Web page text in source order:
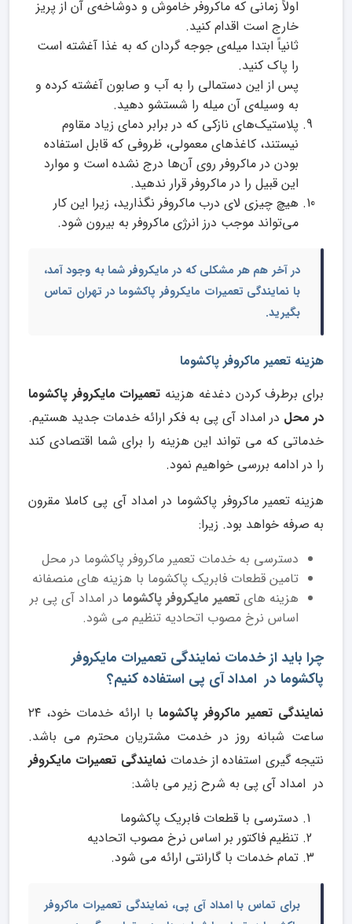
اولاً زمانی که ماکروفر خاموش و دوشاخه‌ی آن از پریز
خارج است اقدام کنید.
ثانیاً ابتدا میله‌ی جوجه گردان که به غذا آغشته است
را پاک کنید.
پس از این دستمالی را به آب و صابون آغشته کرده و
به وسیله‌ی آن میله را شستشو دهید.
پلاستیک‌های نازکی که در برابر دمای زیاد مقاوم
نیستند، کاغذهای معمولی، ظروفی که قابل استفاده
بودن در ماکروفر روی آن‌ها درج نشده است و موارد
این قبیل را در ماکروفر قرار ندهید.
هیچ چیزی لای درب ماکروفر نگذارید، زیرا این کار
می‌تواند موجب درز انرژی ماکروفر به بیرون شود.
در آخر هم هر مشکلی که در مایکروفر شما به وجود آمد،
با نمایندگی تعمیرات مایکروفر پاکشوما در تهران تماس
بگیرید.
هزینه تعمیر ماکروفر پاکشوما
برای برطرف کردن دغدغه هزینه تعمیرات مایکروفر پاکشوما
در محل در امداد آی پی به فکر ارائه خدمات جدید هستیم.
خدماتی که می تواند این هزینه را برای شما اقتصادی کند
را در ادامه بررسی خواهیم نمود.
هزینه تعمیر ماکروفر پاکشوما در امداد آی پی کاملا مقرون
به صرفه خواهد بود. زیرا:
دسترسی به خدمات تعمیر ماکروفر پاکشوما در محل
تامین قطعات فابریک پاکشوما با هزینه های منصفانه
هزینه های تعمیر مایکروفر پاکشوما در امداد آی پی بر
اساس نرخ مصوب اتحادیه تنظیم می شود.
چرا باید از خدمات نمایندگی تعمیرات مایکروفر
پاکشوما در امداد آی پی استفاده کنیم؟
نمایندگی تعمیر ماکروفر پاکشوما
با ارائه خدمات خود، ۲۴
ساعت شبانه روز در خدمت مشتریان محترم می باشد.
نتیجه گیری استفاده از خدمات نمایندگی تعمیرات مایکروفر
در امداد آی پی به شرح زیر می باشد:
دسترسی با قطعات فابریک پاکشوما
تنظیم فاکتور بر اساس نرخ مصوب اتحادیه
تمام خدمات با گارانتی ارائه می شود.
برای تماس با امداد آی پی، نمایندگی تعمیرات ماکروفر